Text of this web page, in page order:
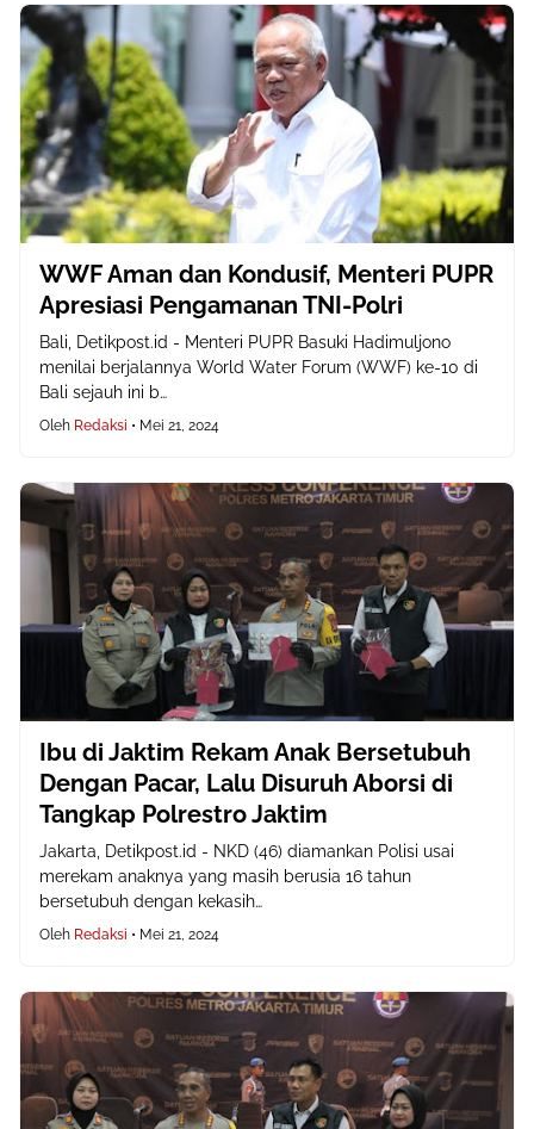
WWF Aman dan Kondusif, Menteri PUPR
Apresiasi Pengamanan TNI-Polri
Bali, Detikpost.id - Menteri PUPR Basuki Hadimuljono
menilai berjalannya World Water Forum (WWF) ke-10 di
Bali sejauh ini b…
Oleh Redaksi • Mei 21, 2024
Ibu di Jaktim Rekam Anak Bersetubuh
Dengan Pacar, Lalu Disuruh Aborsi di
Tangkap Polrestro Jaktim
Jakarta, Detikpost.id - NKD (46) diamankan Polisi usai
merekam anaknya yang masih berusia 16 tahun
bersetubuh dengan kekasih…
Oleh Redaksi • Mei 21, 2024